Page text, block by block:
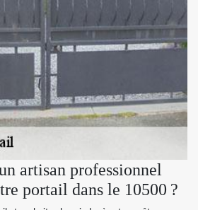
artisan professionnel
portail dans le 10500 ?